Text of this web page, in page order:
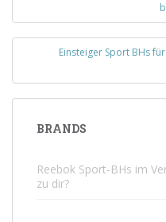
Einsteiger Sport BHs
BRANDS
Reebok Sport-BHs im
zu dir?